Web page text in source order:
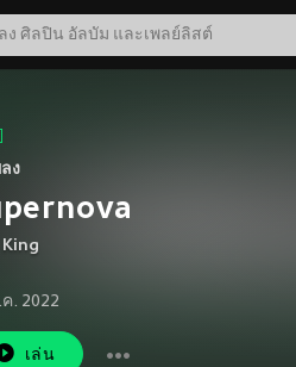
ง
King
. 2022
เล่น